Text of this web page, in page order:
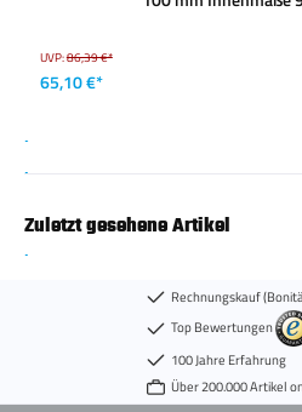
UVP:86,39 €*
65,10 €*
Zuletzt gesehene Artikel
Rechnungskauf
Top Bewertungen
100 Jahre Erfahrung
Über 200.000 Artikel